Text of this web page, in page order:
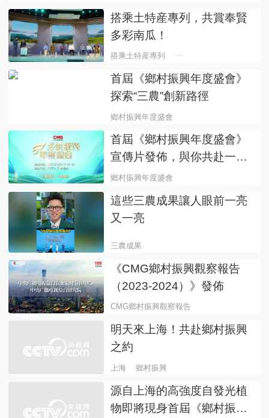
搭乘土特産專列，共賞奉賢
多彩南瓜！
搭乘土特産專列 共賞奉賢多彩南瓜！
首屆《鄉村振興年度盛會》
探索“三農”創新路徑
鄉村振興年度盛會
首屆《鄉村振興年度盛會》
宣傳片發佈，與你共赴一場
春天的約會！
鄉村振興年度盛會
這些三農成果讓人眼前一亮
又一亮
三農成果
《CMG鄉村振興觀察報告
（2023-2024）》發佈
CMG鄉村振興觀察報告
明天來上海！共赴鄉村振興
之約
上海 鄉村振興
源自上海的高強度自發光植
物即將現身首屆《鄉村振興